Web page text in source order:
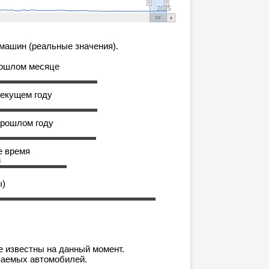
2025
(реальные значения).
месяце
году
году
время
известны на данный момент.
автомобилей.